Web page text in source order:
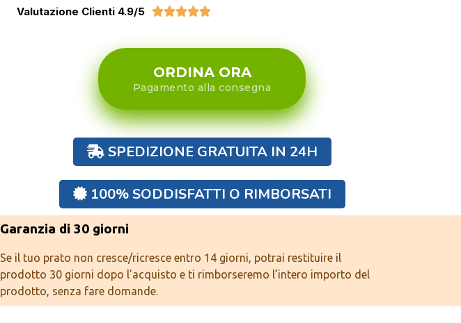
Valutazione Clienti 4.9/5 
ORDINA ORA
Pagamento alla consegna
SPEDIZIONE GRATUITA IN 24H
100% SODDISFATTI O RIMBORSATI
Garanzia di 30 giorni
Se il tuo prato non cresce/ricresce entro 14 giorni, potrai restituire il
prodotto 30 giorni dopo l’acquisto e ti rimborseremo l’intero importo del
prodotto, senza fare domande.